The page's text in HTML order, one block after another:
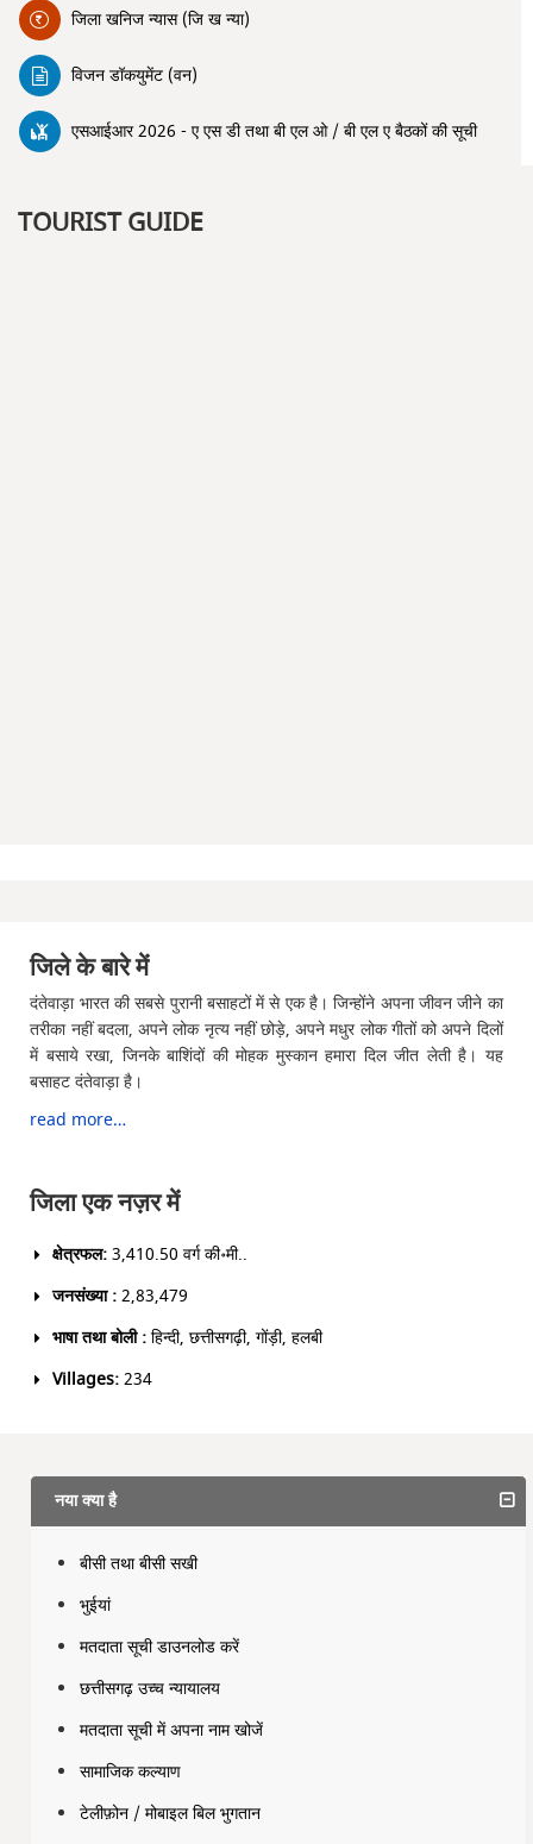
जिला खनिज न्यास (जि ख न्या)
विजन डॉकयुमेंट (वन)
एसआईआर 2026 - ए एस डी तथा बी एल ओ / बी एल ए बैठकों की सूची
TOURIST GUIDE
जिले के बारे में
दंतेवाड़ा भारत की सबसे पुरानी बसाहटों में से एक है। जिन्होंने अपना जीवन जीने का
तरीका नहीं बदला, अपने लोक नृत्य नहीं छोड़े, अपने मधुर लोक गीतों को अपने दिलों
में बसाये रखा, जिनके बाशिंदों की मोहक मुस्कान हमारा दिल जीत लेती है। यह
बसाहट दंतेवाड़ा है।
read more…
जिला एक नज़र में
क्षेत्रफल:3,410.50 वर्ग की॰मी..
जनसंख्या :2,83,479
भाषा तथा बोली :हिन्दी, छत्तीसगढ़ी, गोंड़ी, हलबी
Villages:234
नया क्या है
बीसी तथा बीसी सखी
भुईयां
मतदाता सूची डाउनलोड करें
छत्तीसगढ़ उच्च न्यायालय
मतदाता सूची में अपना नाम खोजें
सामाजिक कल्याण
टेलीफ़ोन / मोबाइल बिल भुगतान